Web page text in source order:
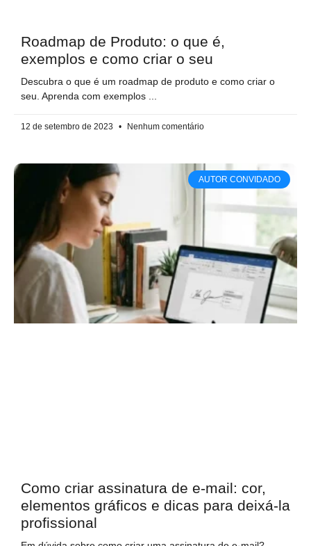
Roadmap de Produto: o que é,
exemplos e como criar o seu
Descubra o que é um roadmap de produto e como criar o
seu. Aprenda com exemplos
12 de setembro de 2023 Nenhum comentário
AUTOR CONVIDADO
Como criar assinatura de e-mail: cor,
elementos gráficos e dicas para deixá-la
profissional